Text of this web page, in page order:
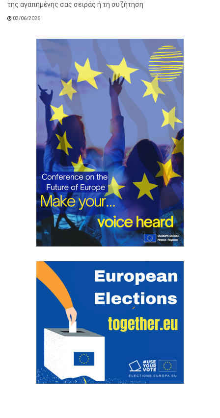
της αγαπημένης σας σειράς ή τη συζήτηση
03/06/2026